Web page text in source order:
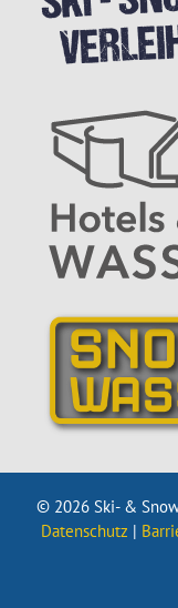
© 2026 Ski- &
Datenschutz |